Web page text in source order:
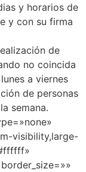
y horarios de
y con su firma
de
no coincida
a viernes
de personas
semana.
visibility,large-